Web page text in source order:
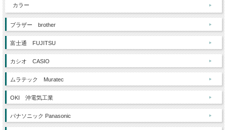
カラー
ブラザー brother
富士通 FUJITSU
カシオ CASIO
ムラテック Muratec
OKI 沖電気工業
パナソニック Panasonic